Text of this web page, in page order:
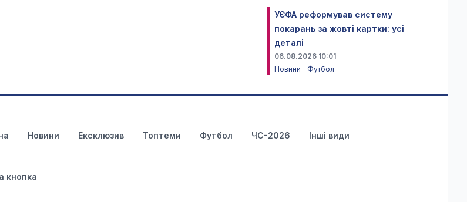
УЄФА реформував систему
покарань за жовті картки: усі
деталі
06.08.2026 10:01
Новини
Футбол
Новини Ексклюзив Топтеми Футбол ЧС-2026 Інші види
кнопка